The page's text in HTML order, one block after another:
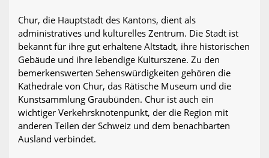
Chur, die Hauptstadt des Kantons, dient als
administratives und kulturelles Zentrum. Die Stadt ist
bekannt für ihre gut erhaltene Altstadt, ihre historischen
Gebäude und ihre lebendige Kulturszene. Zu den
bemerkenswerten Sehenswürdigkeiten gehören die
Kathedrale von Chur, das Rätische Museum und die
Kunstsammlung Graubünden. Chur ist auch ein
wichtiger Verkehrsknotenpunkt, der die Region mit
anderen Teilen der Schweiz und dem benachbarten
Ausland verbindet.